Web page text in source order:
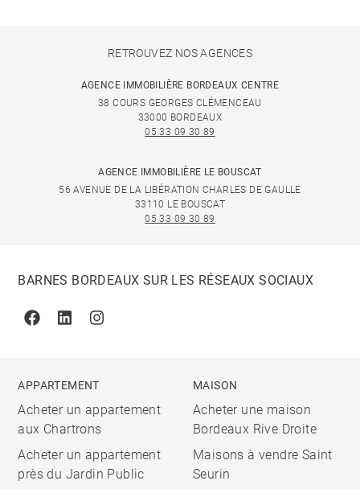
RETROUVEZ NOS AGENCES
AGENCE IMMOBILIÈRE BORDEAUX CENTRE
38 COURS GEORGES CLÉMENCEAU
33000 BORDEAUX
05 33 09 30 89
AGENCE IMMOBILIÈRE LE BOUSCAT
56 AVENUE DE LA LIBÉRATION CHARLES DE GAULLE
33110 LE BOUSCAT
05 33 09 30 89
BARNES BORDEAUX SUR LES RÉSEAUX SOCIAUX
FacebookLinkedinInstagram
APPARTEMENT
Acheter un appartement
aux Chartrons
Acheter un appartement
près du Jardin Public
MAISON
Acheter une maison
Bordeaux Rive Droite
Maisons à vendre Saint
Seurin